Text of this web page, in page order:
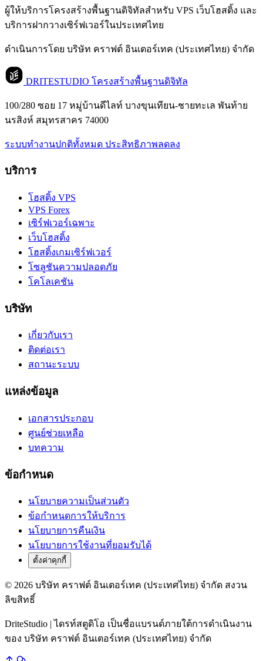
ผู้ให้บริการโครงสร้างพื้นฐานดิจิทัลสำหรับ VPS เว็บโฮสติ้ง และ
บริการฝากวางเซิร์ฟเวอร์ในประเทศไทย
ดำเนินการโดย บริษัท คราฟต์ อินเตอร์เทค (ประเทศไทย) จำกัด
DRITESTUDIO โครงสร้างพื้นฐานดิจิทัล
100/280 ซอย 17 หมู่บ้านดีไลท์ บางขุนเทียน-ชายทะเล พันท้าย
นรสิงห์ สมุทรสาคร 74000
ระบบทำงานปกติทั้งหมด ประสิทธิภาพลดลง
บริการ
โฮสติ้ง VPS
VPS Forex
เซิร์ฟเวอร์เฉพาะ
เว็บโฮสติ้ง
โฮสติ้งเกมเซิร์ฟเวอร์
โซลูชันความปลอดภัย
โคโลเคชัน
บริษัท
เกี่ยวกับเรา
ติดต่อเรา
สถานะระบบ
แหล่งข้อมูล
เอกสารประกอบ
ศูนย์ช่วยเหลือ
บทความ
ข้อกำหนด
นโยบายความเป็นส่วนตัว
ข้อกำหนดการให้บริการ
นโยบายการคืนเงิน
นโยบายการใช้งานที่ยอมรับได้
ตั้งค่าคุกกี้
© 2026 บริษัท คราฟต์ อินเตอร์เทค (ประเทศไทย) จำกัด สงวน
ลิขสิทธิ์
DriteStudio | ไดรท์สตูดิโอ เป็นชื่อแบรนด์ภายใต้การดำเนินงาน
ของ บริษัท คราฟต์ อินเตอร์เทค (ประเทศไทย) จำกัด